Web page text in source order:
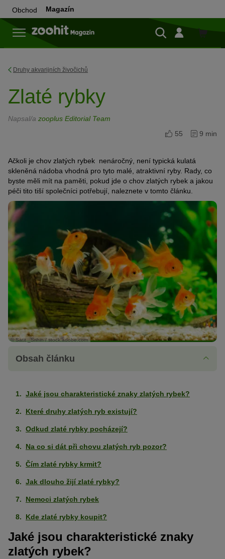
Obchod Magazín
Do
Druhy akvarijních živočichů
Zlaté rybky
Napsal/a zooplus Editorial Team
55
9 min
Ačkoli je chov zlatých rybek nenáročný, není typická kulatá
skleněná nádoba vhodná pro tyto malé, atraktivní ryby. Rady, co
byste měli mít na paměti, pokud jde o chov zlatých rybek a jakou
péči tito tiší společníci potřebují, naleznete v tomto článku.
© Satit _Srihin / stock.adobe.com
Obsah článku
Jaké jsou charakteristické znaky zlatých rybek?
Které druhy zlatých ryb existují?
Odkud zlaté rybky pocházejí?
Na co si dát při chovu zlatých ryb pozor?
Čím zlaté rybky krmit?
Jak dlouho žijí zlaté rybky?
Nemoci zlatých rybek
Kde zlaté rybky koupit?
Jaké jsou charakteristické znaky
zlatých rybek?